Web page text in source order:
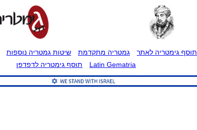
תוסף גימטריה לאתר גמטריה מתקדמת שיטות גמטריה נוספות
Latin Gematria
תוסף גימטריה לדפדפן